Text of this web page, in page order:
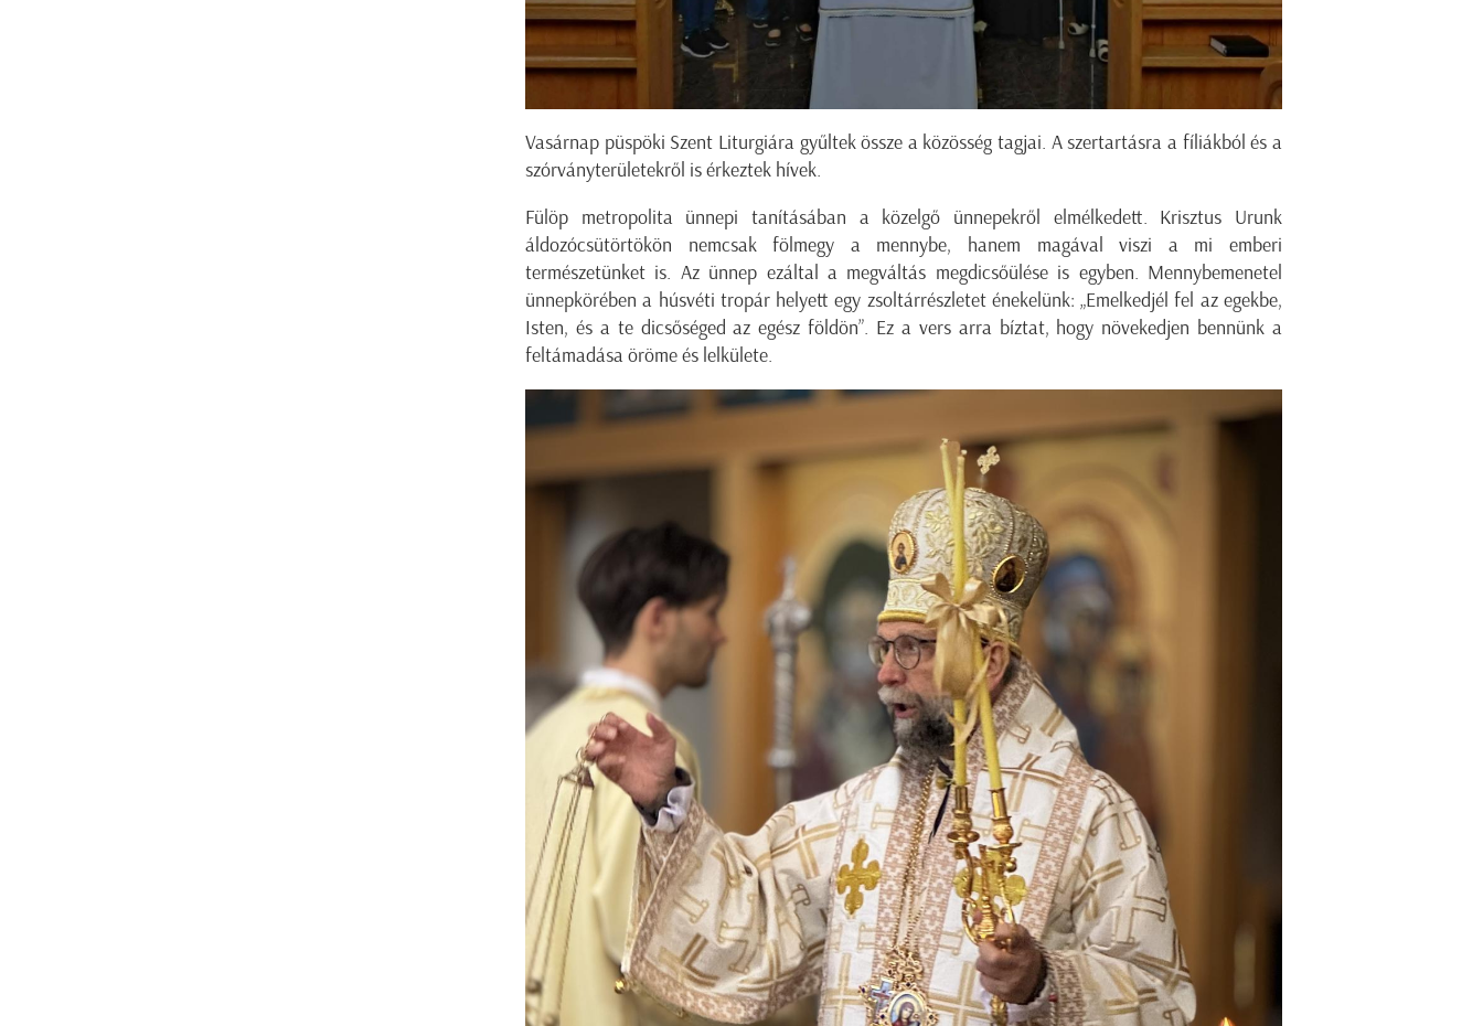
Vasárnap püspöki Szent Liturgiára gyűltek össze a közösség tagjai. A szertartásra a fíliákból és a
szórványterületekről is érkeztek hívek.
Fülöp metropolita ünnepi tanításában a közelgő ünnepekről elmélkedett. Krisztus Urunk
áldozócsütörtökön nemcsak fölmegy a mennybe, hanem magával viszi a mi emberi
természetünket is. Az ünnep ezáltal a megváltás megdicsőülése is egyben. Mennybemenetel
ünnepkörében a húsvéti tropár helyett egy zsoltárrészletet énekelünk: „Emelkedjél fel az egekbe,
Isten, és a te dicsőséged az egész földön”. Ez a vers arra bíztat, hogy növekedjen bennünk a
feltámadása öröme és lelkülete.